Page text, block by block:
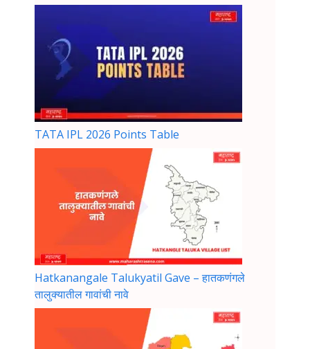
TATA IPL 2026 Points Table
Hatkanangale Talukyatil Gave – हातकणंगले
तालुक्यातील गावांची नावे